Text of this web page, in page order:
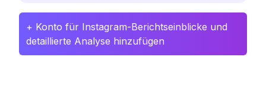
+ Konto für Instagram-Berichtseinblicke und
detaillierte Analyse hinzufügen